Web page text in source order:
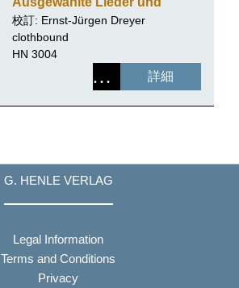
Gesänge zum Pianoforte
校訂: Ernst-Jürgen Dreyer
clothbound
HN 3004
詳細
G. HENLE VERLAG
Legal Information
Terms and Conditions
Privacy